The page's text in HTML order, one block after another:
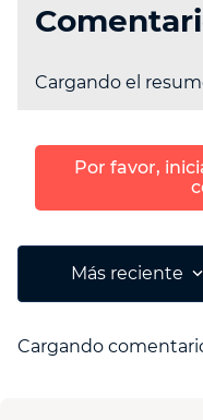
Cargando el
Por favor,
Más reciente
Cargando